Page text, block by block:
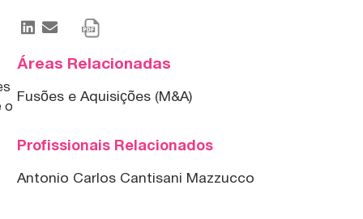
o
Áreas Relacionadas
Fusões e Aquisições (M&A)
Profissionais Relacionados
Antonio Carlos Cantisani Mazzucco